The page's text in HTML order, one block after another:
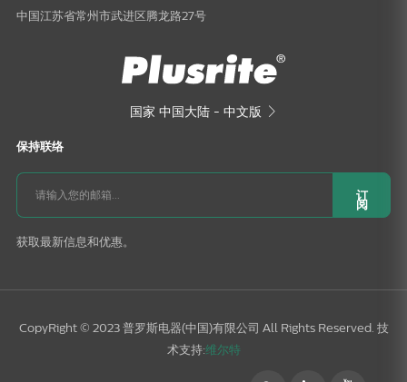
中国江苏省常州市武进区腾龙路27号
国家 中国大陆 - 中文版 
保持联络
订
阅
获取最新信息和优惠。
CopyRight © 2023 普罗斯电器(中国)有限公司 All Rights Reserved. 技
术支持:维尔特